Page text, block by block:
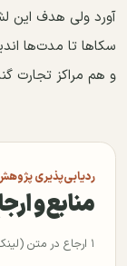
آورد ولی هدف این
سکاها تا مدت‌ها
و هم مراکز تجارت
ردیابی‌پذیری
منابع و
۱ ارجاع در متن (لینک به مرجع دیگر)